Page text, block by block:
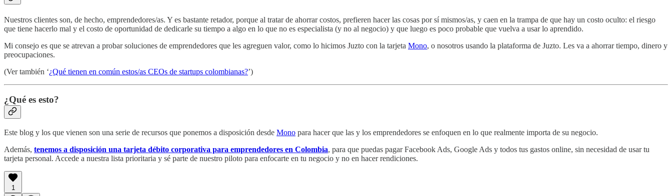
Nuestros clientes son, de hecho, emprendedores/as. Y es bastante retador, porque al tratar de ahorrar costos, prefieren hacer las cosas por sí mismos/as, y caen en la trampa de que hay un costo oculto: el riesgo
que tiene hacerlo mal y el costo de oportunidad de dedicarle su tiempo a algo en lo que no es especialista (y no al negocio) y que luego es poco probable que vuelva a usar lo aprendido.
Mi consejo es que se atrevan a probar soluciones de emprendedores que les agreguen valor, como lo hicimos Juzto con la tarjeta Mono, o nosotros usando la plataforma de Juzto. Les va a ahorrar tiempo, dinero y
preocupaciones.
(Ver también ‘¿Qué tienen en común estos/as CEOs de startups colombianas?’)
¿Qué es esto?
Este blog y los que vienen son una serie de recursos que ponemos a disposición desde Mono para hacer que las y los emprendedores se enfoquen en lo que realmente importa de su negocio.
Además, tenemos a disposición una tarjeta débito corporativa para emprendedores en Colombia, para que puedas pagar Facebook Ads, Google Ads y todos tus gastos online, sin necesidad de usar tu
tarjeta personal. Accede a nuestra lista prioritaria y sé parte de nuestro piloto para enfocarte en tu negocio y no en hacer rendiciones.
1